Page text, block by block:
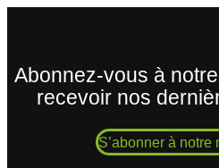
Abonnez-vous à
recevoir nos
S’abonner à notre